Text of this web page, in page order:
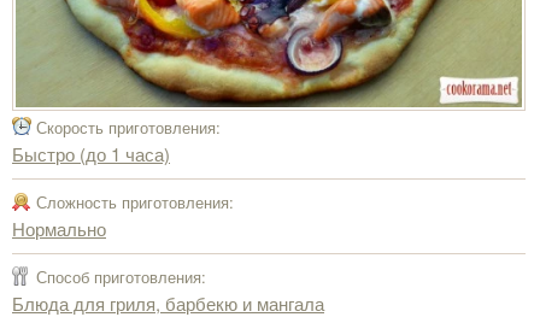
Скорость приготовления:
Быстро (до 1 часа)
Сложность приготовления:
Нормально
Способ приготовления:
Блюда для гриля, барбекю и мангала